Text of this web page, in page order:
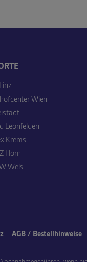
Wien
Leonfelden
Krems
Horn
Wels
AGB / Bestellhinweise